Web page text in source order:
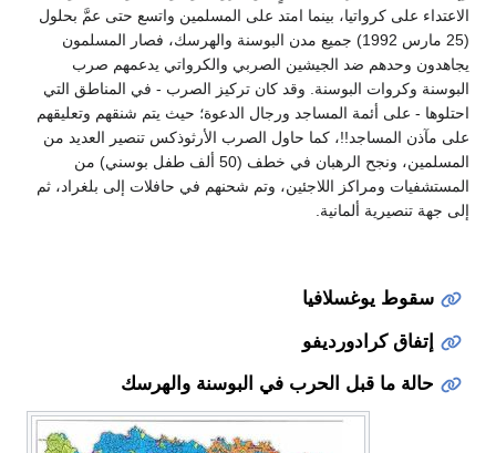
الاعتداء على كرواتيا، بينما امتد على المسلمين واتسع حتى عمَّ بحلول
(25 مارس 1992) جميع مدن البوسنة والهرسك، فصار المسلمون
يجاهدون وحدهم ضد الجيشين الصربي والكرواتي يدعمهم صرب
البوسنة وكروات البوسنة. وقد كان تركيز الصرب - في المناطق التي
احتلوها - على أئمة المساجد ورجال الدعوة؛ حيث يتم شنقهم وتعليقهم
على مآذن المساجد!!، كما حاول الصرب الأرثوذكس تنصير العديد من
المسلمين، ونجح الرهبان في خطف (50 ألف طفل بوسني) من
المستشفيات ومراكز اللاجئين، وتم شحنهم في حافلات إلى بلغراد، ثم
إلى جهة تنصيرية ألمانية.
سقوط يوغسلافيا
إتفاق كرادورديفو
حالة ما قبل الحرب في البوسنة والهرسك